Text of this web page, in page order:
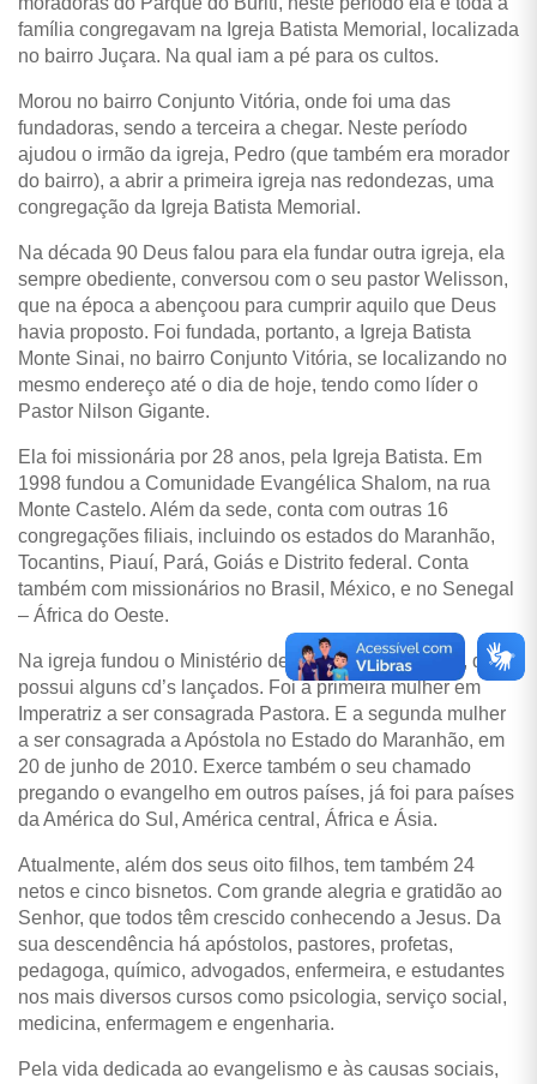
família congregavam na Igreja Batista Memorial, localizada
no bairro Juçara. Na qual iam a pé para os cultos.
Morou no bairro Conjunto Vitória, onde foi uma das
fundadoras, sendo a terceira a chegar. Neste período
ajudou o irmão da igreja, Pedro (que também era morador
do bairro), a abrir a primeira igreja nas redondezas, uma
congregação da Igreja Batista Memorial.
Na década 90 Deus falou para ela fundar outra igreja, ela
sempre obediente, conversou com o seu pastor Welisson,
que na época a abençoou para cumprir aquilo que Deus
havia proposto. Foi fundada, portanto, a Igreja Batista
Monte Sinai, no bairro Conjunto Vitória, se localizando no
mesmo endereço até o dia de hoje, tendo como líder o
Pastor Nilson Gigante.
Ela foi missionária por 28 anos, pela Igreja Batista. Em
1998 fundou a Comunidade Evangélica Shalom, na rua
Monte Castelo. Além da sede, conta com outras 16
congregações filiais, incluindo os estados do Maranhão,
Tocantins, Piauí, Pará, Goiás e Distrito federal. Conta
também com missionários no Brasil, México, e no Senegal
– África do Oeste.
Na igreja fundou o Ministério de louvor “Fogo Santo”, que
possui alguns cd’s lançados. Foi a primeira mulher em
Imperatriz a ser consagrada Pastora. E a segunda mulher
a ser consagrada a Apóstola no Estado do Maranhão, em
20 de junho de 2010. Exerce também o seu chamado
pregando o evangelho em outros países, já foi para países
da América do Sul, América central, África e Ásia.
Atualmente, além dos seus oito filhos, tem também 24
netos e cinco bisnetos. Com grande alegria e gratidão ao
Senhor, que todos têm crescido conhecendo a Jesus. Da
sua descendência há apóstolos, pastores, profetas,
pedagoga, químico, advogados, enfermeira, e estudantes
nos mais diversos cursos como psicologia, serviço social,
medicina, enfermagem e engenharia.
Pela vida dedicada ao evangelismo e às causas sociais,